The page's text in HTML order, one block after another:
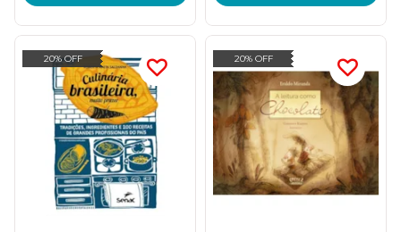
20% OFF 20% OFF